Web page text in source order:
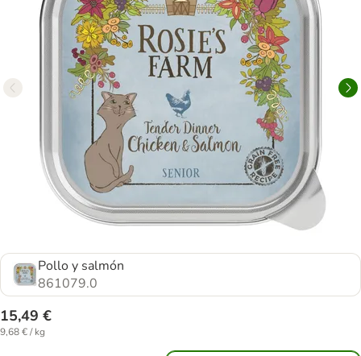
Pollo y salmón
861079.0
15,49 €
9,68 € / kg